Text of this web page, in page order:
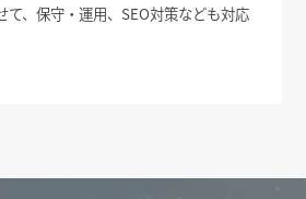
て、保守・運用、SEO対策なども対応